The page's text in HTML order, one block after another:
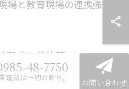
と教育現場の連携強化
育成の具体策
具体策としては、以下の
48-7750
電話は一切お断り。 お問い合わせ